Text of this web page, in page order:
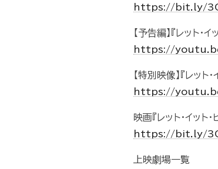
https://bit.ly/
【予告編】『レット
https://
【特別映像】『レッ
https://
映画『レット・イッ
https://bit.ly/
上映劇場一覧